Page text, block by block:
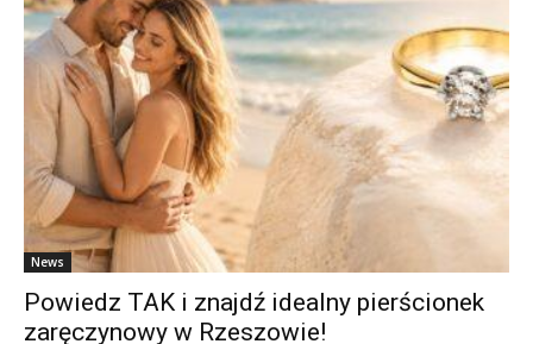
News
Powiedz TAK i znajdź idealny pierścionek
zaręczynowy w Rzeszowie!